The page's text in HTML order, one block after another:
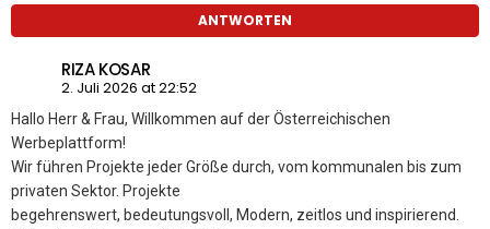
ANTWORTEN
RIZA KOSAR
2. Juli 2026 at 22:52
Hallo Herr & Frau, Willkommen auf der Österreichischen
Werbeplattform!
Wir führen Projekte jeder Größe durch, vom kommunalen bis zum
privaten Sektor. Projekte
begehrenswert, bedeutungsvoll, Modern, zeitlos und inspirierend.